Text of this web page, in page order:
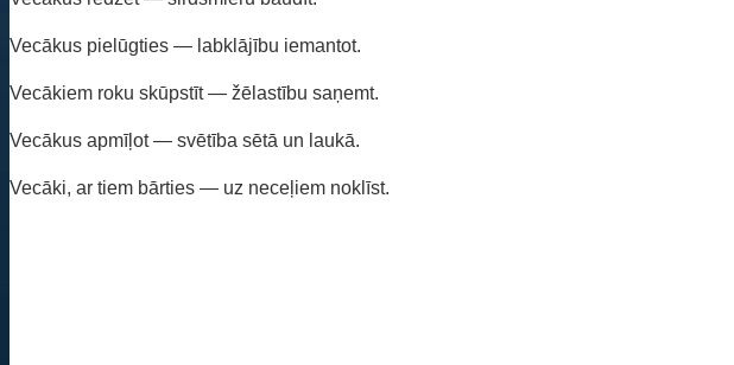
Vecākus pielūgties — labklājību iemantot.
Vecākiem roku skūpstīt — žēlastību saņemt.
Vecākus apmīļot — svētība sētā un laukā.
Vecāki, ar tiem bārties — uz neceļiem noklīst.